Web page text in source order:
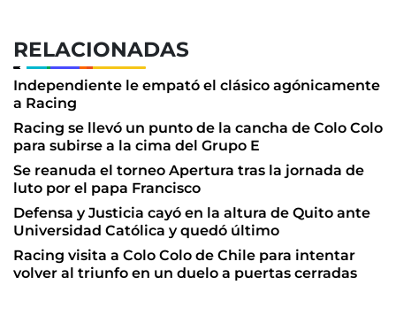
RELACIONADAS
Independiente le empató el clásico agónicamente
a Racing
Racing se llevó un punto de la cancha de Colo Colo
para subirse a la cima del Grupo E
Se reanuda el torneo Apertura tras la jornada de
luto por el papa Francisco
Defensa y Justicia cayó en la altura de Quito ante
Universidad Católica y quedó último
Racing visita a Colo Colo de Chile para intentar
volver al triunfo en un duelo a puertas cerradas